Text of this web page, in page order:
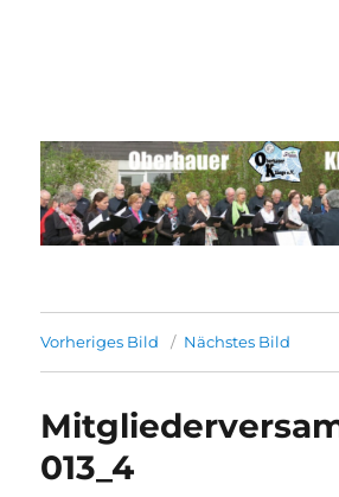
Männerchor
Vorheriges Bild Nächstes Bild
013_4